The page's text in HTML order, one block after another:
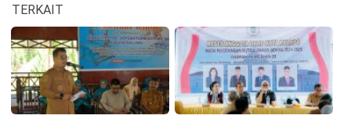
TERKAIT